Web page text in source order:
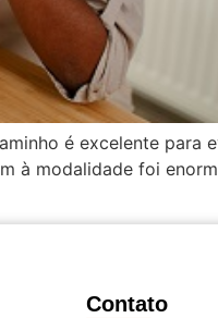
é excelente para
à modalidade foi
Contato